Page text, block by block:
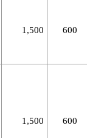
1,500 600
1,500 600